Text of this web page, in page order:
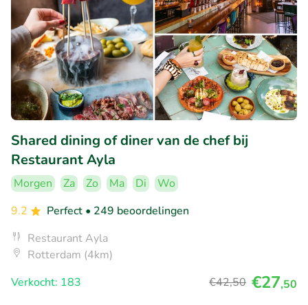
Shared dining of diner van de chef bij
Restaurant Ayla
Morgen Za Zo Ma Di
Wo
9.2
Perfect • 249 beoordelingen
Restaurant Ayla
Rotterdam (4km)
Verkocht: 183
€42,50 €27,50